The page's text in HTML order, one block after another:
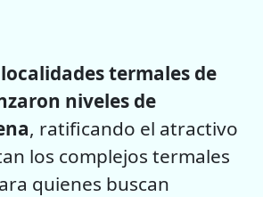
termales de
niveles de
, ratificando el atractivo
los complejos termales
quienes buscan